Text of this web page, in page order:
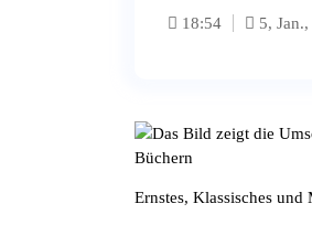
18:54 5,
Ernstes, Klassisches